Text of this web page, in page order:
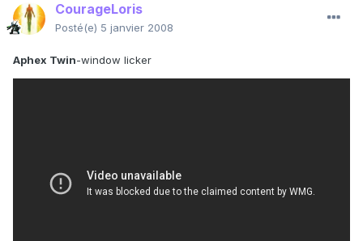
CourageLoris
Posté(e) 5 janvier 2008
Aphex Twin-window licker